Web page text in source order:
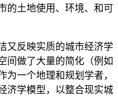
的土地使用、环境、和可
又反映实质的城市经济学
间做了大量的简化（例如
为一个地理和规划学者，
济学模型，以整合现实城